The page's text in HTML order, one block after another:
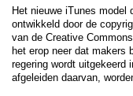
Het nieuwe iTunes model
ontwikkeld door de
van de Creative
het erop neer dat makers
regering wordt uitgekeerd
afgeleiden daarvan,